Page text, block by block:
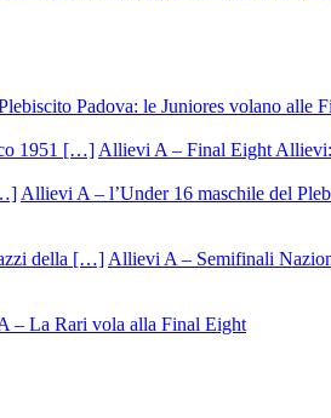
Padova: le Juniores volano alle
Allievi A – Final Eight
Allievi A – l’Under 16 maschile del
Allievi A – Semifinali
– La Rari vola alla Final Eight